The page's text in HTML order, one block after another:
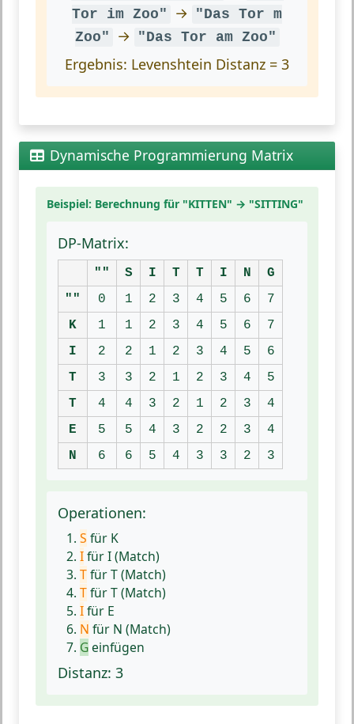
Tor im Zoo"
→ "Das Tor m
Zoo"
→ "Das Tor am Zoo"
Ergebnis: Levenshtein Distanz = 3
Dynamische Programmierung Matrix
Beispiel: Berechnung für "KITTEN" → "SITTING"
DP-Matrix:
"" S I T T I N
G
""
0 1 2 3 4 5 6
7
K
1 1 2 3 4 5 6
7
I
2 2 1 2 3 4 5
6
T
3 3 2 1 2 3 4
5
T
4 4 3 2 1 2 3
4
E
5 5 4 3 2 2 3
4
N
6 6 5 4 3 3 2 3
Operationen:
S für K
Ifür I (Match)
Tfür T (Match)
Tfür T (Match)
Ifür E
N für N (Match)
Geinfügen
Distanz: 3